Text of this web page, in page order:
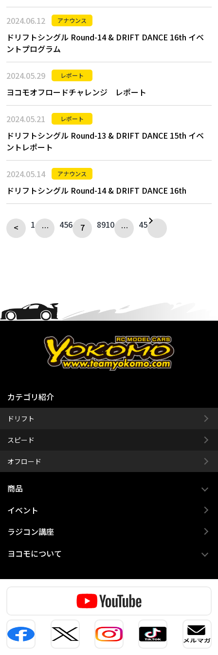
2024.06.12 アナウンス
ドリフトシングル Round-14 & DRIFT DANCE 16th イベ
ントプログラム
2024.05.29 レポート
ヨコモオフロードチャレンジ レポート
2024.05.21 レポート
ドリフトシングル Round-13 & DRIFT DANCE 15th イベ
ントレポート
2024.05.14 アナウンス
ドリフトシングル Round-14 & DRIFT DANCE 16th
< 1 … 456 7 8910 … 45
カテゴリ紹介
ドリフト
スピード
オフロード
商品
イベント
ラジコン講座
ヨコモについて